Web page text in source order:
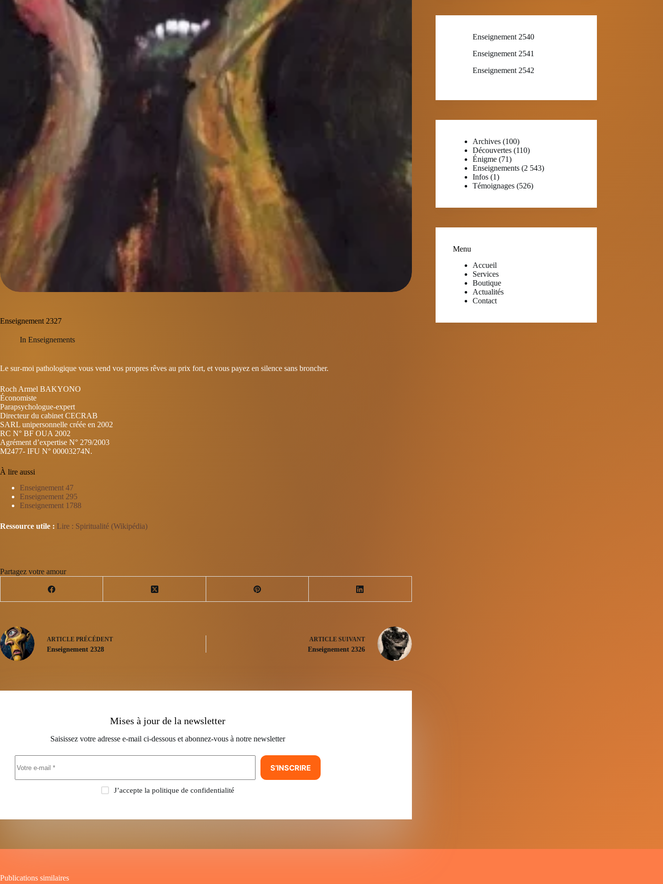
Enseignement 2327
In Enseignements
Le sur-moi pathologique vous vend vos propres rêves au prix fort, et vous payez en silence sans broncher.
Roch Armel BAKYONO
Économiste
Parapsychologue-expert
Directeur du cabinet CECRAB
SARL unipersonnelle créée en 2002
RC N° BF OUA 2002
Agrément d’expertise N° 279/2003
M2477- IFU N° 00003274N.
À lire aussi
Enseignement 47
Enseignement 295
Enseignement 1788
Ressource utile : Lire : Spiritualité (Wikipédia)
Partagez votre amour
ARTICLE PRÉCÉDENT
Enseignement 2328
ARTICLESUIVANT
Enseignement 2326
Mises à jour de la newsletter
Saisissez votre adresse e-mail ci-dessous et abonnez-vous à notre newsletter
S’INSCRIRE
J’accepte la politique de confidentialité
Enseignement 2540
Enseignement 2541
Enseignement 2542
Archives (100)
Découvertes (110)
Énigme (71)
Enseignements (2 543)
Infos (1)
Témoignages (526)
Menu
Accueil
Services
Boutique
Actualités
Contact
Publications similaires